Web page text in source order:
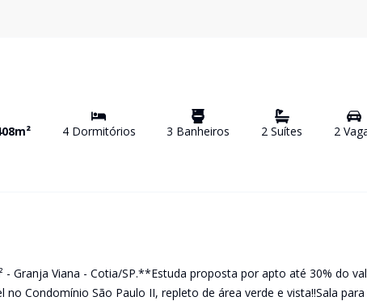
m² 4Dormitórios 3 Banheiros 2 Suítes 2
Granja Viana - Cotia/SP.**Estuda proposta por apto até 30% do
Condomínio São Paulo II, repleto de área verde e vista!!Sala para